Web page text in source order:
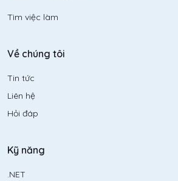
Tìm việc làm
Về chúng tôi
Tin tức
Liên hệ
Hỏi đáp
Kỹ năng
.NET